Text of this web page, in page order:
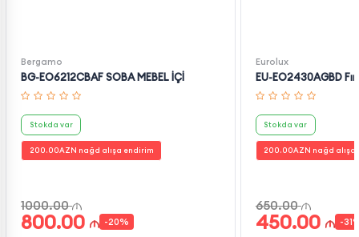
Bergamo
BG-EO6212CBAF SOBA MEBEL İÇİ
Stokda var
200.00AZN nağd alışa endirim
1000.00
800.00 -20%
Eurolux
EU-EO2430AGBD
Stokda var
200.00AZN nağd alışa
650.00
450.00 -31